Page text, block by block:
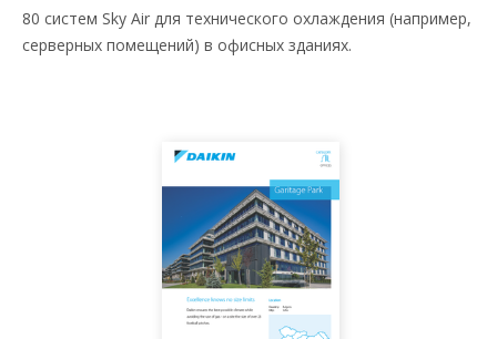
80 систем Sky Air для технического охлаждения (например,
серверных помещений) в офисных зданиях.